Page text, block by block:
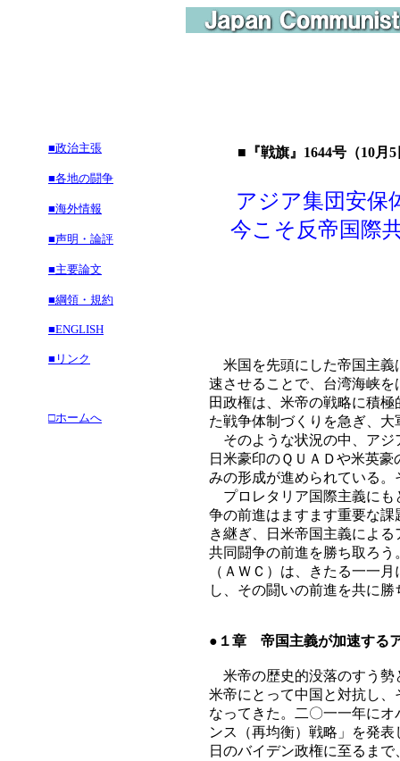
■政治主張
■各地の闘争
■海外情報
■声明・論評
■主要論文
■綱領・規約
■ENGLISH
■リンク
□ホームへ
■『戦旗』1644号（10月
アジア集団安保
今こそ反帝国際
米国を先頭にした帝国主義
速させることで、台湾海峡
田政権は、米帝の戦略に積
た戦争体制づくりを急ぎ、
そのような状況の中、アジ
日米豪印のＱＵＡＤや米英
みの形成が進められている
プロレタリア国際主義にも
争の前進はますます重要な
き継ぎ、日米帝国主義によ
共同闘争の前進を勝ち取ろ
（ＡＷＣ）は、きたる一一
し、その闘いの前進を共に
●１章 帝国主義が加速する
米帝の歴史的没落のすう勢
米帝にとって中国と対抗し
なってきた。二〇一一年に
ンス（再均衡）戦略」を発
日のバイデン政権に至るま